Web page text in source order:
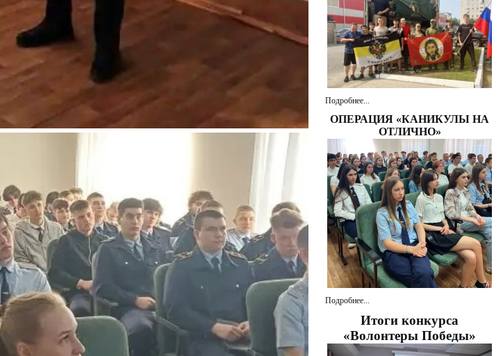
Подробнее...
ОПЕРАЦИЯ «КАНИКУЛЫ НА
ОТЛИЧНО»
Подробнее...
Итоги конкурса
«Волонтеры Победы»